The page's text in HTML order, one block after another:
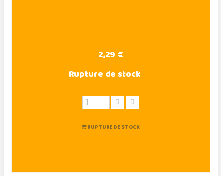
2,29 €
Rupture de stock
RUPTURE DE STOCK